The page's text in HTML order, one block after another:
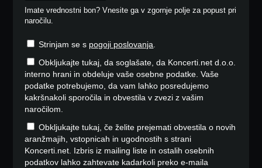
Imate vrednostni bon? Vnesite ga v zgornje polje za popust pri
naročilu.
Strinjam se s pogoji poslovanja.
Obkljukajte tukaj, da soglašate, da Koncerti.net d.o.o.
interno hrani in obdeluje vaše osebne podatke. Vaše
podatke potrebujemo, da vam lahko posredujemo
kakršnakoli sporočila in obvestila v zvezi z vašim
naročilom.
Obkljukajte tukaj, če želite prejemati obvestila o novih
aranžmajih, vstopnicah in ugodnostih s strani
Koncerti.net. Izbris iz mailing liste in ostalih osebnih
podatkov lahko zahtevate kadarkoli preko e-maila